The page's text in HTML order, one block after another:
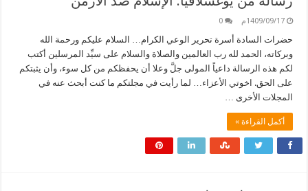
1409/09/17م 0
حضرات السادة أسرة تحرير الوعي الكرام… السلام عليكم ورحمة الله
وبركاته، الحمد لله رب العالمين والصلاة والسلام على سيِّد المرسلين أكتب
لكم هذه الرسالة داعياً المولى جلَّ وعلا أن يحفظكم من كل سوء، وأن يثبتكم
على الحق. اخوتي الأعزاء… لما رأيت في مجلتكم ما كنت أبحث عنه في
المجلات الأخرى …
أكمل القراءة »